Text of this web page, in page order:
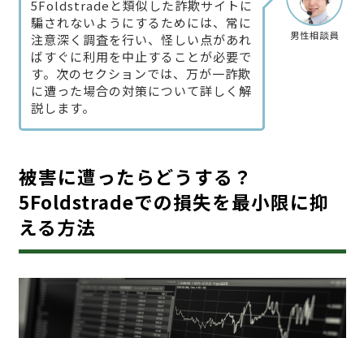
男性相談員
5Foldstradeと類似した詐欺サイトに
騙されないようにするためには、常に
注意深く調査を行い、怪しい点があれ
ばすぐに利用を中止することが必要で
す。次のセクションでは、万が一詐欺
に遭った場合の対策について詳しく解
説します。
被害に遭ったらどうする？
5Foldstradeでの損失を最小限に抑
える方法